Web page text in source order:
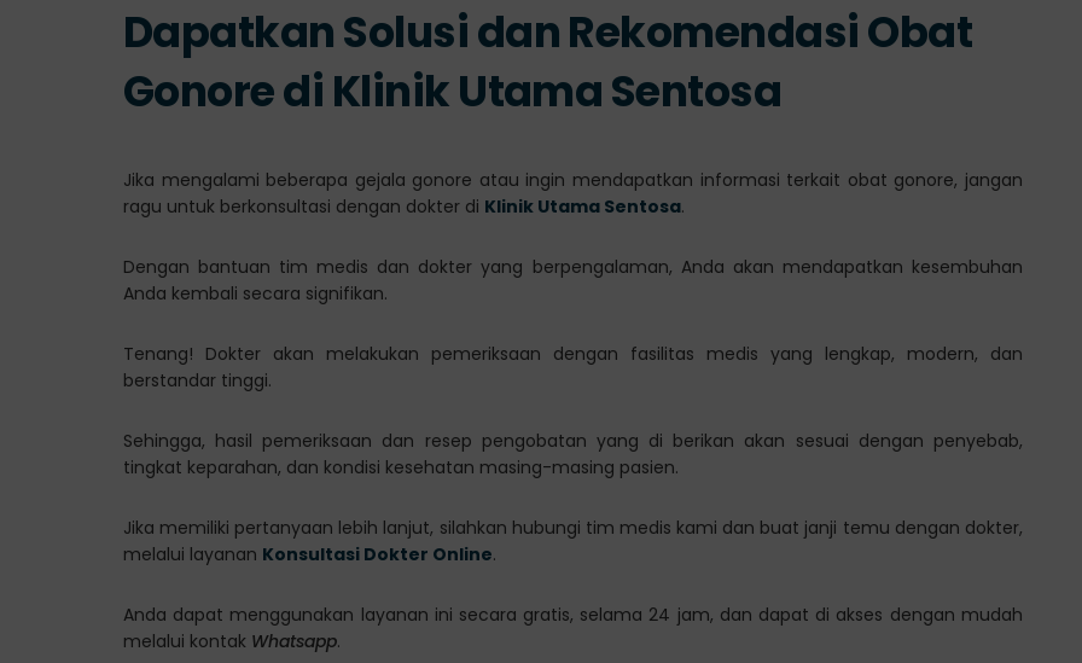
Dapatkan Solusi dan Rekomendasi Obat
Gonore di Klinik Utama Sentosa
Jika mengalami beberapa gejala gonore atau ingin mendapatkan informasi terkait obat gonore, jangan
ragu untuk berkonsultasi dengan dokter di Klinik Utama Sentosa.
Dengan bantuan tim medis dan dokter yang berpengalaman, Anda akan mendapatkan kesembuhan
Anda kembali secara signifikan.
Tenang! Dokter akan melakukan pemeriksaan dengan fasilitas medis yang lengkap, modern, dan
berstandar tinggi.
Sehingga, hasil pemeriksaan dan resep pengobatan yang di berikan akan sesuai dengan penyebab,
tingkat keparahan, dan kondisi kesehatan masing-masing pasien.
Jika memiliki pertanyaan lebih lanjut, silahkan hubungi tim medis kami dan buat janji temu dengan dokter,
melalui layanan Konsultasi Dokter Online.
Anda dapat menggunakan layanan ini secara gratis, selama 24 jam, dan dapat di akses dengan mudah
melalui kontak Whatsapp.